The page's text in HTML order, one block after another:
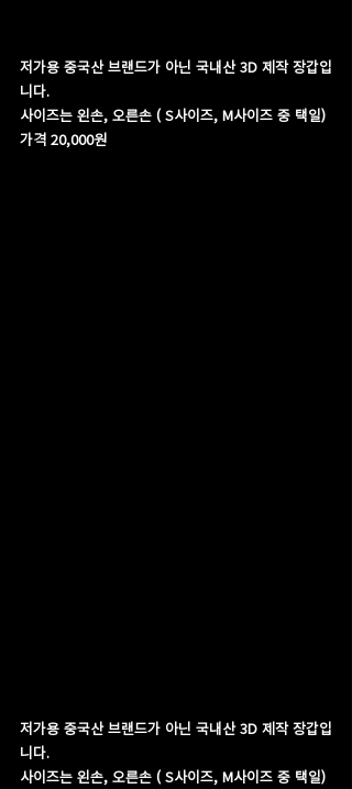
저가용 중국산 브랜드가 아닌 국내산 3D 제작 장갑입
니다.
사이즈는 왼손, 오른손 ( S사이즈, M사이즈 중 택일)
가격 20,000원
저가용 중국산 브랜드가 아닌 국내산 3D 제작 장갑입
니다.
사이즈는 왼손, 오른손 ( S사이즈, M사이즈 중 택일)